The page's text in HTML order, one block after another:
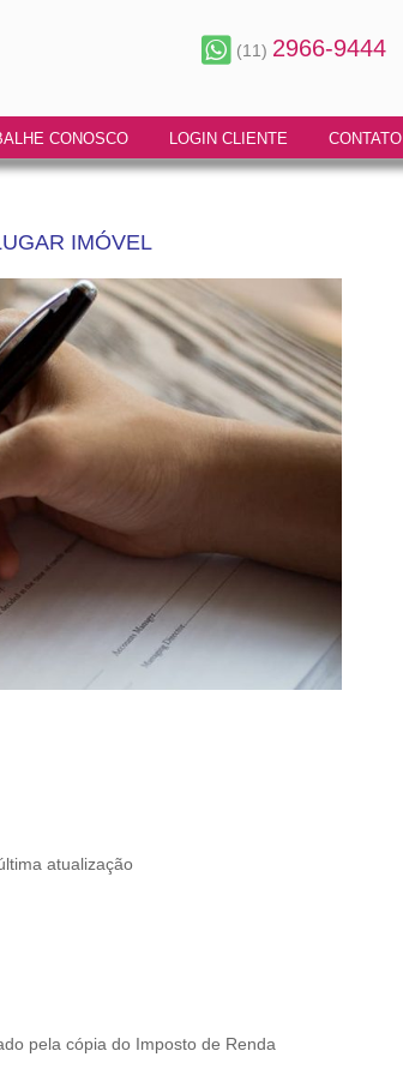
(11) 2966-9444
CONOSCO LOGIN CLIENTE CONTATO
IMÓVEL
atualização
pela cópia do Imposto de Renda